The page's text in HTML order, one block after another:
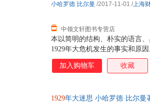
本以简明的结构、朴实的语言
1929年大危机发生的事实和原
的神话”、“美国无线电公司”的
策、“股市的跌宕起伏”、
验教训的总结具体深入。本书
中领文轩图书专营店
小哈罗德·比尔曼 /2017-11-01 /上海
加入购物车 收藏
1929年大迷思 小哈罗德·比尔曼